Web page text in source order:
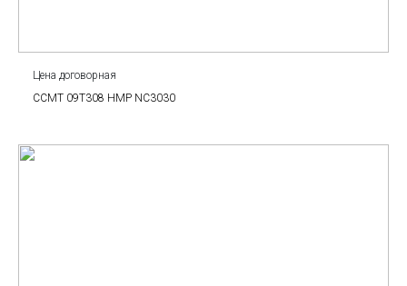
Цена договорная
CCMT 09T308 HMP NC3030